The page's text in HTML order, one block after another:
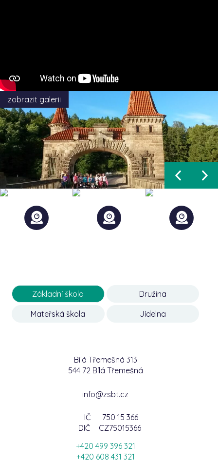
zobrazit galerii
Základní škola Družina
Mateřská škola Jídelna
Bílá Třemešná 313
544 72 Bílá Třemešná
info@zsbt.cz
IČ
750 15 366
DIČ
CZ75015366
+420 499 396 321
+420 608 431 321